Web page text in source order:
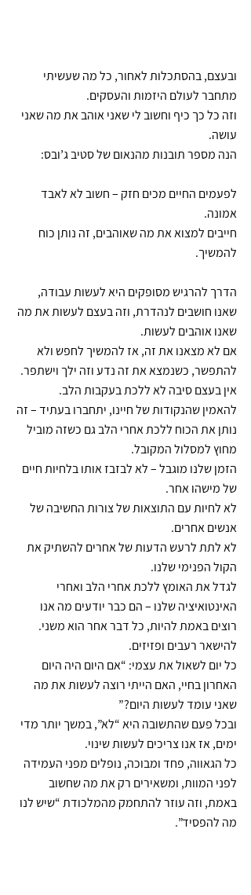
ובעצם, בהסתכלות לאחור, כל מה שעשיתי
מתחבר לעולם היזמות והעסקים.
וזה כל כך כיף וחשוב לי שאני אוהב את מה שאני
עושה.
הנה מספר תובנות מהנאום של סטיב ג’ובס:
לפעמים החיים מכים חזק – חשוב לא לאבד
אמונה.
חייבים למצוא את מה שאוהבים, זה נותן כוח
להמשיך.
הדרך להרגיש מסופקים היא לעשות עבודה,
שאנו חושבים לנהדרת, וזה בעצם לעשות את מה
שאנו אוהבים לעשות.
אם לא מצאנו את זה, אז להמשיך לחפש ולא
להתפשר, כשנמצא את זה נדע וזה ילך וישתפר.
אין בעצם סיבה לא ללכת בעקבות הלב.
להאמין שהנקודות של חיינו, יתחברו בעתיד – זה
נותן את הכוח ללכת אחרי הלב גם כשזה מוביל
מחוץ למסלול המקובל.
הזמן שלנו מוגבל – לא לבזבז אותו בלחיות חיים
של מישהו אחר.
לא לחיות עם התוצאות של צורות החשיבה של
אנשים אחרים.
לא לתת לרעש הדעות של אחרים להשתיק את
הקול הפנימי שלנו.
לגדל את האומץ ללכת אחרי הלב ואחרי
האינטואיציה שלנו – הם כבר יודעים מה אנו
רוצים באמת להיות, כל דבר אחר הוא משני.
להישאר רעבים ופזיזים.
כל יום לשאול את עצמי: “אם היום היה היום
האחרון בחיי, האם הייתי רוצה לעשות את מה
שאני עומד לעשות היום?”
ובכל פעם שהתשובה היא “לא”, במשך יותר מדי
ימים, אז אנו צריכים לעשות שינוי.
כל הגאווה, פחד ומבוכה, נופלים מפני העמידה
לפני המוות, ומשאירים רק את מה שחשוב
באמת, וזה עוזר להתחמק מהמלכודת “שיש לנו
מה להפסיד”.